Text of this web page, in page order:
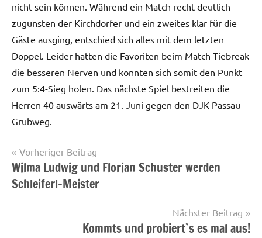
nicht sein können. Während ein Match recht deutlich
zugunsten der Kirchdorfer und ein zweites klar für die
Gäste ausging, entschied sich alles mit dem letzten
Doppel. Leider hatten die Favoriten beim Match-Tiebreak
die besseren Nerven und konnten sich somit den Punkt
zum 5:4-Sieg holen. Das nächste Spiel bestreiten die
Herren 40 auswärts am 21. Juni gegen den DJK Passau-
Grubweg.
Startseite
Beitragsnavigation
Vorheriger Beitrag
Wilma Ludwig und Florian Schuster werden
Schleiferl-Meister
Nächster Beitrag
Kommts und probiert`s es mal aus!